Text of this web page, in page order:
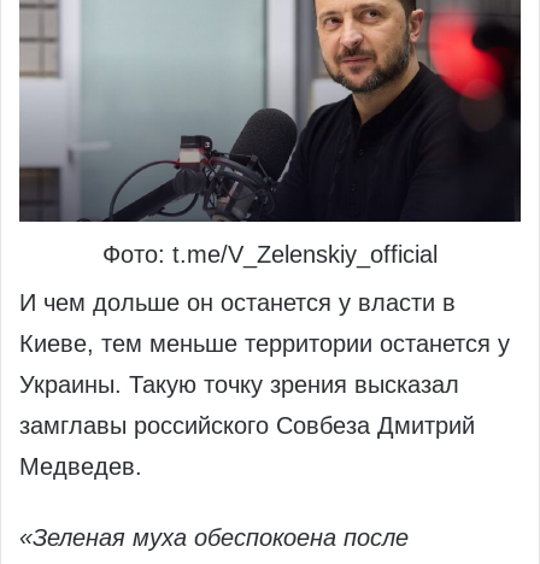
Фото: t.me/V_Zelenskiy_official
И чем дольше он останется у власти в
Киеве, тем меньше территории останется у
Украины. Такую точку зрения высказал
замглавы российского Совбеза Дмитрий
Медведев.
«Зеленая муха обеспокоена после